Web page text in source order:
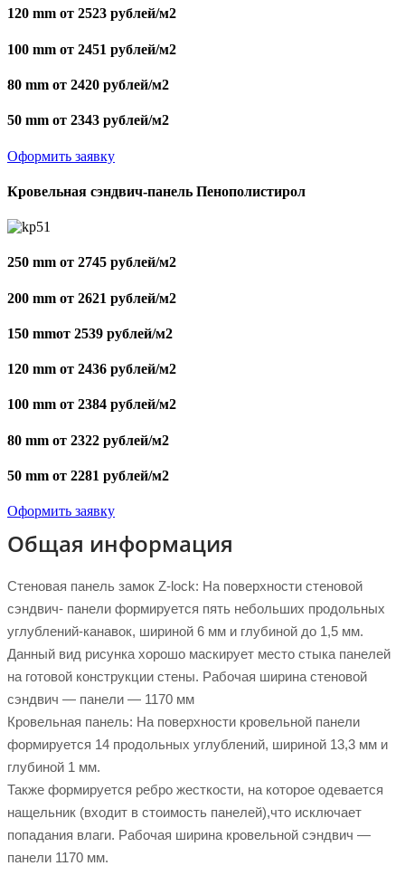
120 mm от 2523 рублей/м2
100 mm от 2451 рублей/м2
80 mm от 2420 рублей/м2
50 mm от 2343 рублей/м2
Оформить заявку
Кровельная сэндвич-панель Пенополистирол
250 mm от 2745 рублей/м2
200 mm от 2621 рублей/м2
150 mmот 2539 рублей/м2
120 mm от 2436 рублей/м2
100 mm от 2384 рублей/м2
80 mm от 2322 рублей/м2
50 mm от 2281 рублей/м2
Оформить заявку
Общая информация
Стеновая панель замок Z-lock: На поверхности стеновой
сэндвич- панели формируется пять небольших продольных
углублений-канавок, шириной 6 мм и глубиной до 1,5 мм.
Данный вид рисунка хорошо маскирует место стыка панелей
на готовой конструкции стены. Рабочая ширина стеновой
сэндвич — панели — 1170 мм
Кровельная панель: На поверхности кровельной панели
формируется 14 продольных углублений, шириной 13,3 мм и
глубиной 1 мм.
Также формируется ребро жесткости, на которое одевается
нащельник (входит в стоимость панелей),что исключает
попадания влаги. Рабочая ширина кровельной сэндвич —
панели 1170 мм.